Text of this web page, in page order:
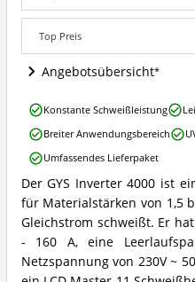
ist
dieses
Elektroden-
Schweißgerät
erhältlich?
Top Preis
Angebotsübersicht
GYS
Inverter
4000
Zusammenfassung:
Was
bietet
Der GYS Inverter 4000 ist
für Materialstärken von 1,5
Gleichstrom schweißt. Er
- 160 A, eine
Netzspannung von 230V ~
GYS
Inverter
4000
Vorteile:
Was
spricht
für
dieses
Elektroden-
Schweißgerät?
Konstante Schweißleistung
Breiter Anwendungsbereich
Umfassendes Lieferpaket